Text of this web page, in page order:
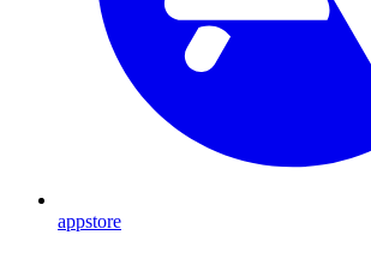
appstore